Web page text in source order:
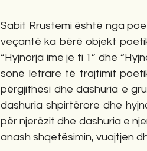
Sabit Rrustemi është nga
veçantë ka bërë objekt
“Hyjnorja ime je ti 1” dhe
sonë letrare të trajtimit
përgjithësi dhe dashuria e
dashuria shpirtërore dhe
për njerëzit dhe dashuria e
anash shqetësimin, vuajtjen